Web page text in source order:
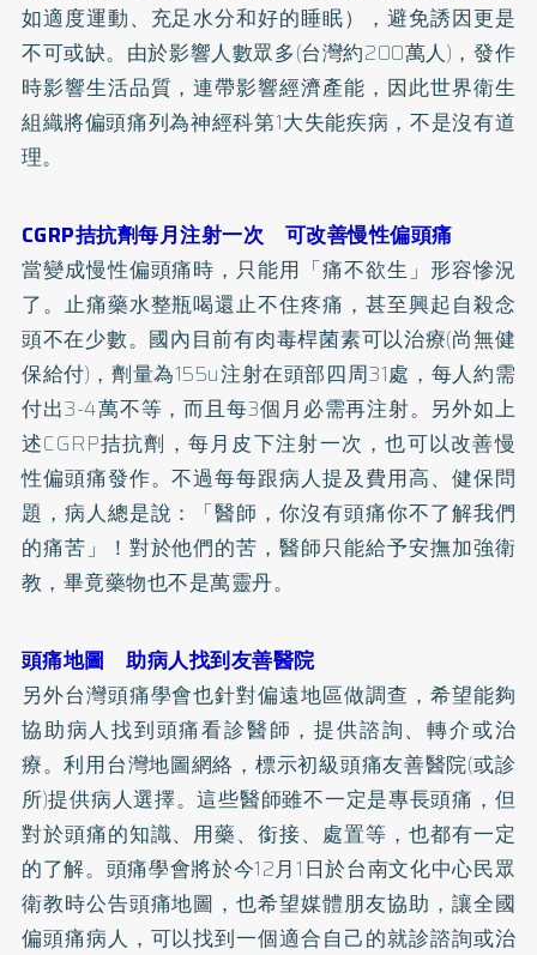
如適度運動、充足水分和好的睡眠），避免誘因更是
不可或缺。由於影響人數眾多(台灣約200萬人)，發作
時影響生活品質，連帶影響經濟產能，因此世界衛生
組織將偏頭痛列為神經科第1大失能疾病，不是沒有道
理。
CGRP拮抗劑每月注射一次 可改善慢性偏頭痛
當變成慢性偏頭痛時，只能用「痛不欲生」形容慘況
了。止痛藥水整瓶喝還止不住疼痛，甚至興起自殺念
頭不在少數。國內目前有肉毒桿菌素可以治療(尚無健
保給付)，劑量為155u注射在頭部四周31處，每人約需
付出3-4萬不等，而且每3個月必需再注射。另外如上
述CGRP拮抗劑，每月皮下注射一次，也可以改善慢
性偏頭痛發作。不過每每跟病人提及費用高、健保問
題，病人總是說：「醫師，你沒有頭痛你不了解我們
的痛苦」！對於他們的苦，醫師只能給予安撫加強衛
教，畢竟藥物也不是萬靈丹。
頭痛地圖 助病人找到友善醫院
另外台灣頭痛學會也針對偏遠地區做調查，希望能夠
協助病人找到頭痛看診醫師，提供諮詢、轉介或治
療。利用台灣地圖網絡，標示初級頭痛友善醫院(或診
所)提供病人選擇。這些醫師雖不一定是專長頭痛，但
對於頭痛的知識、用藥、銜接、處置等，也都有一定
的了解。頭痛學會將於今12月1日於台南文化中心民眾
衛教時公告頭痛地圖，也希望媒體朋友協助，讓全國
偏頭痛病人，可以找到一個適合自己的就診諮詢或治